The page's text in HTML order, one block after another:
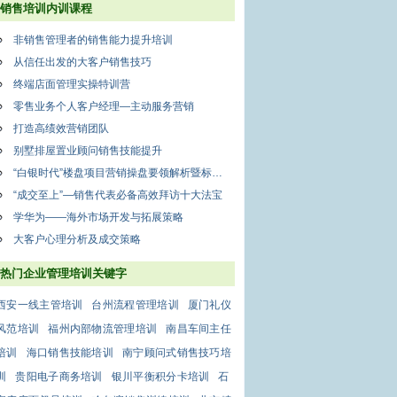
销售培训内训课程
非销售管理者的销售能力提升培训
从信任出发的大客户销售技巧
终端店面管理实操特训营
零售业务个人客户经理—主动服务营销
打造高绩效营销团队
别墅排屋置业顾问销售技能提升
“白银时代”楼盘项目营销操盘要领解析暨标杆房企经典案例私享
“成交至上”—销售代表必备高效拜访十大法宝
学华为——海外市场开发与拓展策略
大客户心理分析及成交策略
热门企业管理培训关键字
安一线主管培训 台州流程管理培训
厦门礼仪
范培训
福州内部物流管理培训
南昌车间主任
训
海口销售技能培训
南宁顾问式销售技巧培
贵阳电子商务培训 银川平衡积分卡培训
石